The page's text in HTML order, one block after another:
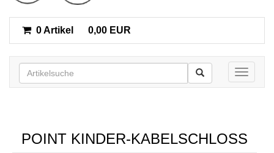
0 Artikel 0,00 EUR
Toggle
POINT KINDER-KABELSCHLOSS